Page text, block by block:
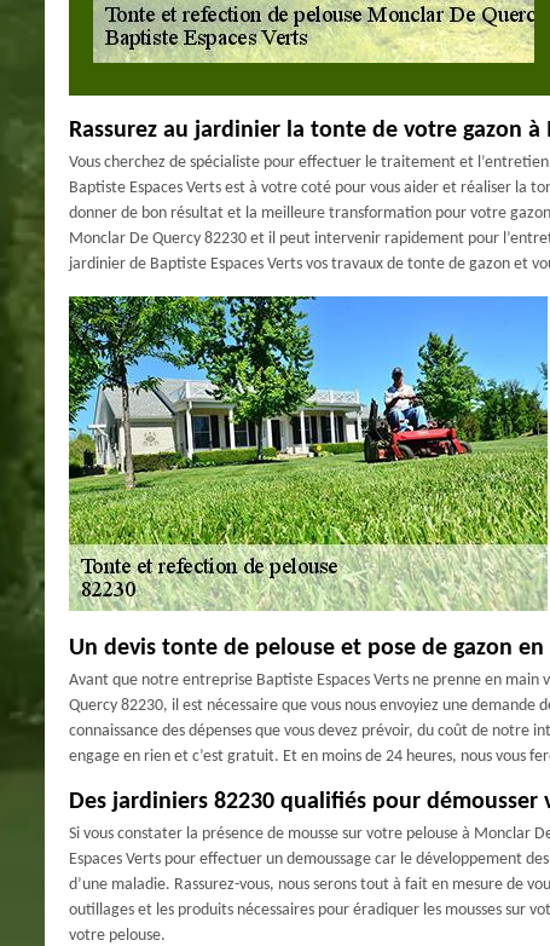
Rassurez au jardinier la tonte de votre gazon à
Vous cherchez de spécialiste pour effectuer le traitement et
Baptiste Espaces Verts est à votre coté pour vous aider et réaliser la
donner de bon résultat et la meilleure transformation pour votre
Monclar De Quercy 82230 et il peut intervenir rapidement pour
jardinier de Baptiste Espaces Verts vos travaux de tonte de gazon et
Un devis tonte de pelouse et pose de gazon
Avant que notre entreprise Baptiste Espaces Verts ne prenne en
Quercy 82230, il est nécessaire que vous nous envoyiez une demande
connaissance des dépenses que vous devez prévoir, du coût de notre
engage en rien et c’est gratuit. Et en moins de 24 heures, nous vous
Des jardiniers 82230 qualifiés pour démousser
Si vous constater la présence de mousse sur votre pelouse à Monclar
Espaces Verts pour effectuer un demoussage car le développement
d’une maladie. Rassurez-vous, nous serons tout à fait en mesure de
outillages et les produits nécessaires pour éradiquer les mousses sur
votre pelouse.